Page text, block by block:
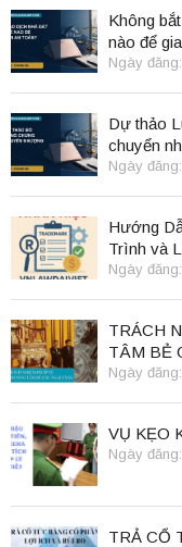
Không
nào để
Ngày
Dự thảo
chuyển
Ngày
Hướng
Trình và
Ngày
TRÁCH
TÂM BẺ
Ngày
VỤ KẸO
Ngày
TRẢ CỔ